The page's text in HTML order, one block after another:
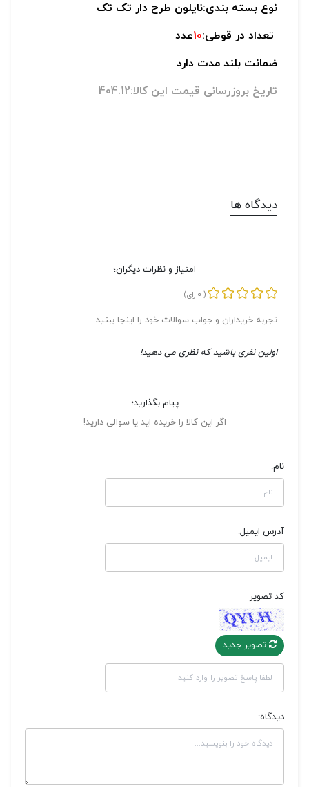
نوع بسته بندی:نایلون طرح دار تک تک
تعداد در قوطی:10عدد
ضمانت بلند مدت دارد
تاریخ بروزرسانی قیمت این کالا:404.12
دیدگاه ها
امتیاز و نظرات دیگران؛
(
0 رای)
تجربه خریداران و جواب سوالات خود را اینجا ببنید.
اولین نفری باشید که نظری می دهید!
پیام بگذارید؛
اگر این کالا را خریده اید یا سوالی دارید!
نام:
آدرس ایمیل:
کد تصویر
تصویر جدید
دیدگاه: